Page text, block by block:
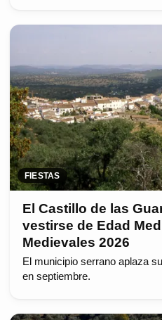
FIESTAS
El Castillo de las
vestirse de Edad
Medievales 2026
El municipio serrano aplaza
en septiembre.